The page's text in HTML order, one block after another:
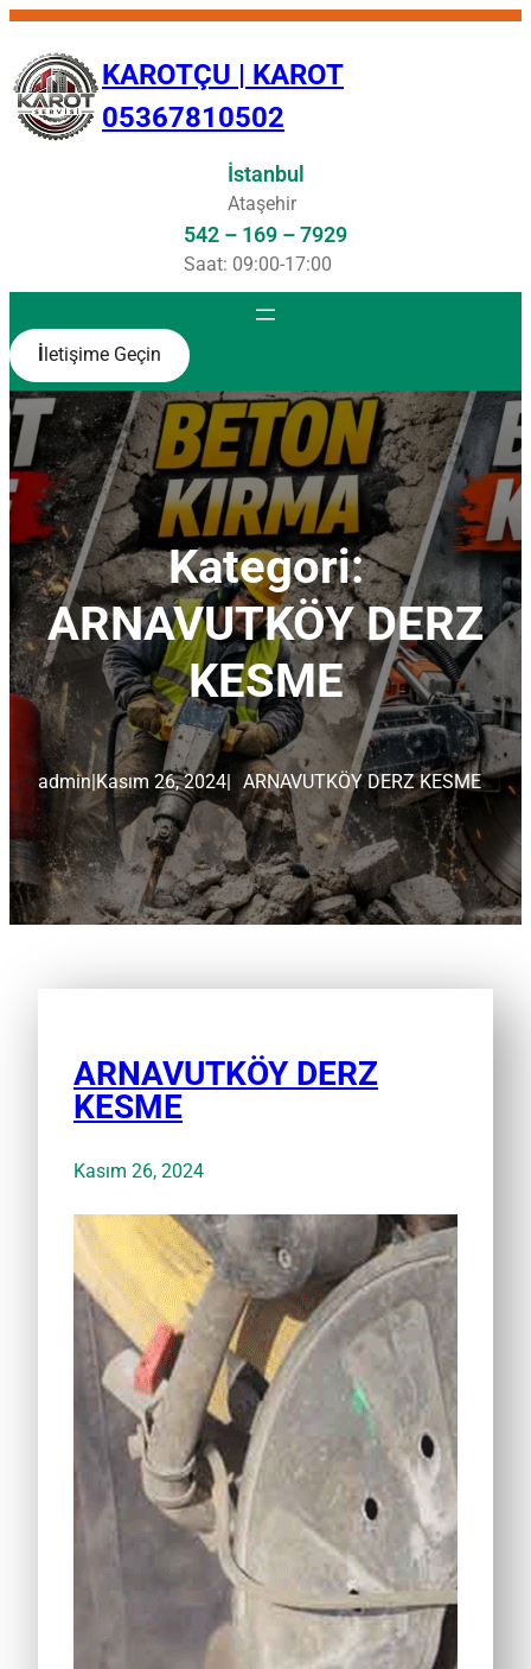
İçeriğe
KAROTÇU | KAROT
05367810502
İstanbul
Ataşehir
542 – 169 – 7929
Saat: 09:00-17:00
letişime Geçin
Kategori:
ARNAVUTKÖY DERZ
KESME
admin Kasım 26, 2024 ARNAVUTKÖY DERZ KESME
ARNAVUTKÖY DERZ
KESME
Kasım 26, 2024